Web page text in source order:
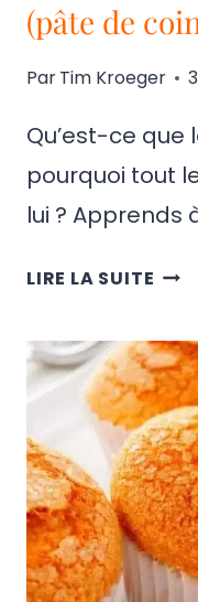
(pâte de
ParTim Kroeger
Qu’est-ce que
pourquoi tout
lui ? Apprends
LIRE LA SUITE TOUT
DE
DE